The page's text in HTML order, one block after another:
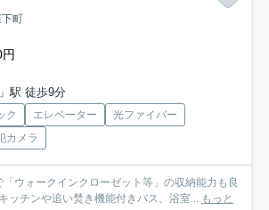
町
駅 徒歩9分
ク エレベーター
光ファイバー
カメラ
ウォークインクローゼット等」の収納能力も良
ッチンや追い焚き機能付きバス、浴室...
もっと